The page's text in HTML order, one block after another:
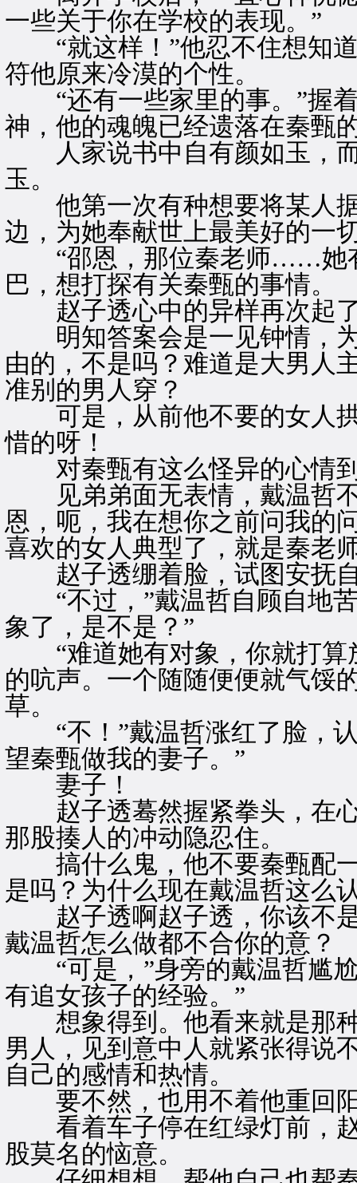
一些关于你在学校的表现。”
“就这样！”他忍不住想知道
符他原来冷漠的个性。
“还有一些家里的事。”握着
神，他的魂魄已经遗落在秦甄
人家说书中自有颜如玉，而
玉。
他第一次有种想要将某人据
边，为她奉献世上最美好的一
“邵恩，那位秦老师……她有
巴，想打探有关秦甄的事情。
赵子透心中的异样再次起
明知答案会是一见钟情，为
由的，不是吗？难道是大男人
准别的男人穿？
可是，从前他不要的女人拱
惜的呀！
对秦甄有这么怪异的心情
见弟弟面无表情，戴温哲不
恩，呃，我在想你之前问我
喜欢的女人典型了，就是秦老
赵子透绷着脸，试图安抚
“不过，”戴温哲自顾自地苦
象了，是不是？”
“难道她有对象，你就打算
的吭声。一个随随便便就气馁
草。
“不！”戴温哲涨红了脸，认
望秦甄做我的妻子。”
妻子！
赵子透蓦然握紧拳头，在心
那股揍人的冲动隐忍住。
搞什么鬼，他不要秦甄配一
是吗？为什么现在戴温哲这么
赵子透啊赵子透，你该不是
戴温哲怎么做都不合你的意？
“可是，”身旁的戴温哲尴尬
有追女孩子的经验。”
想象得到。他看来就是那种
男人，见到意中人就紧张得说
自己的感情和热情。
要不然，也用不着他重回
看着车子停在红绿灯前，赵
股莫名的恼意。